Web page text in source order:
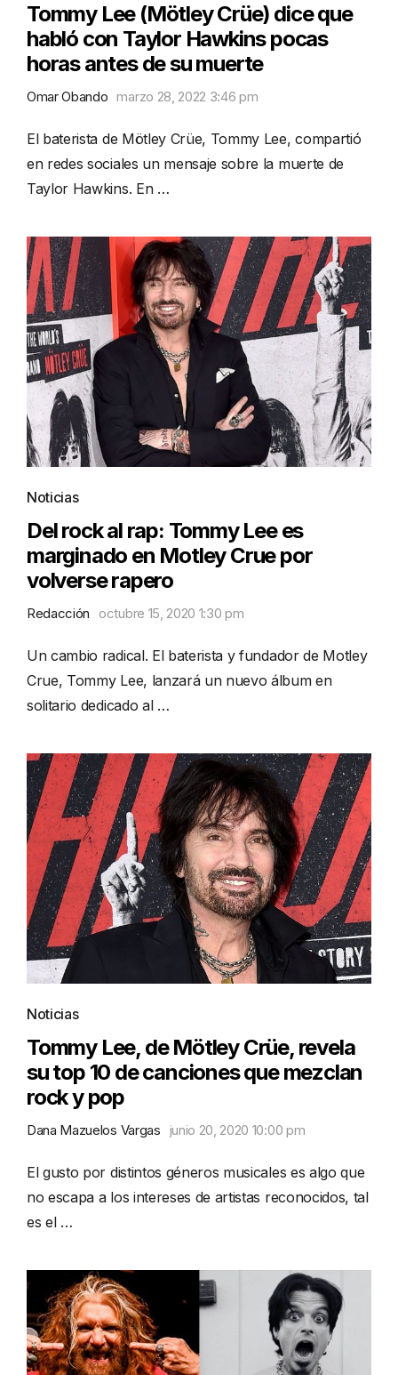
Tommy Lee (Mötley Crüe) dice que
habló con Taylor Hawkins pocas
horas antes de su muerte
Omar Obando marzo 28, 2022 3:46 pm
El baterista de Mötley Crüe, Tommy Lee, compartió
en redes sociales un mensaje sobre la muerte de
Taylor Hawkins. En …
Noticias
Del rock al rap: Tommy Lee es
marginado en Motley Crue por
volverse rapero
Redacción octubre 15, 2020 1:30 pm
Un cambio radical. El baterista y fundador de Motley
Crue, Tommy Lee, lanzará un nuevo álbum en
solitario dedicado al …
Noticias
Tommy Lee, de Mötley Crüe, revela
su top 10 de canciones que mezclan
rock y pop
Dana Mazuelos Vargas junio 20, 2020 10:00 pm
El gusto por distintos géneros musicales es algo que
no escapa a los intereses de artistas reconocidos, tal
es el …